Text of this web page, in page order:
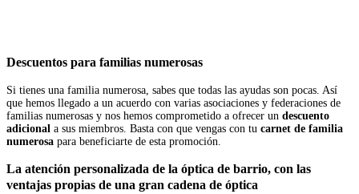
Descuentos para familias numerosas
Si tienes una familia numerosa, sabes que todas las ayudas son pocas. Así
que hemos llegado a un acuerdo con varias asociaciones y federaciones de
familias numerosas y nos hemos comprometido a ofrecer un descuento
adicional a sus miembros. Basta con que vengas con tu carnet de familia
numerosa para beneficiarte de esta promoción.
La atención personalizada de la óptica de barrio, con las
ventajas propias de una gran cadena de óptica